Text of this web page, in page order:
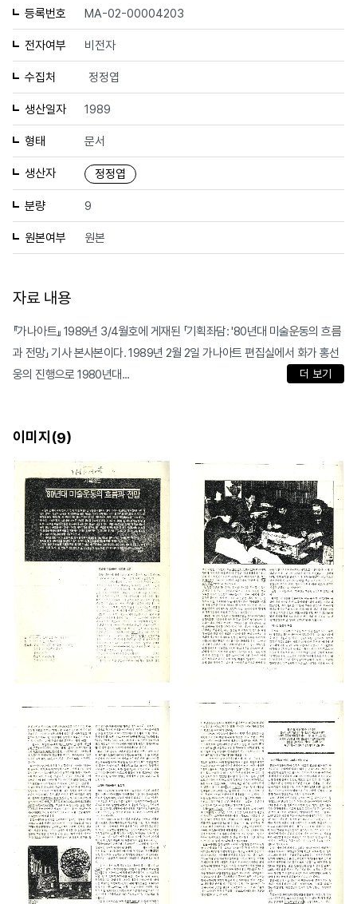
등록번호 MA-02-00004203
전자여부 비전자
수집처 정정엽
생산일자 1989
형태 문서
생산자 정정엽
분량 9
원본여부 원본
자료 내용
『가나아트』 1989년 3/4월호에 게재된 「기획좌담: '80년대 미술운동의 흐름
과 전망」 기사 본사본이다. 1989년 2월 2일 가나아트 편집실에서 화가 홍선
웅의 진행으로 1980년대...
더 보기
이미지(9)